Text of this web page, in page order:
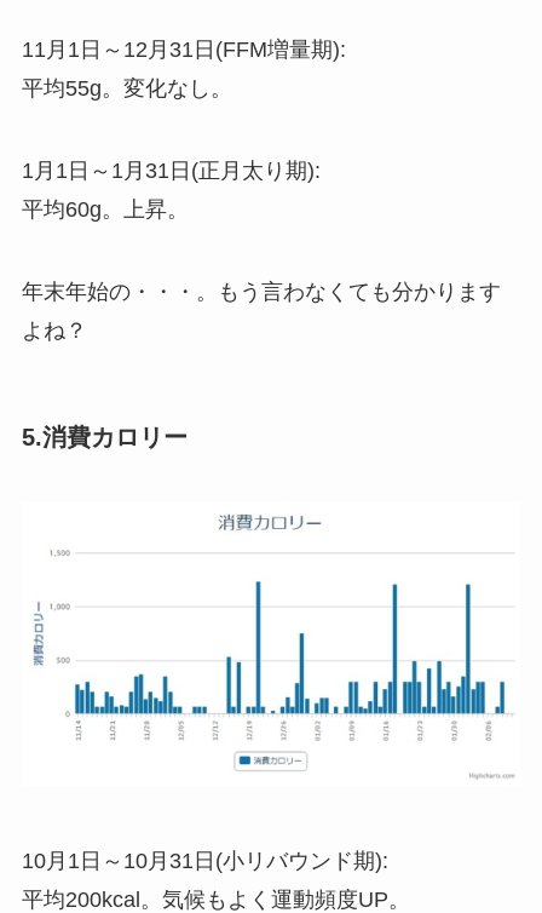
11月1日～12月31日(FFM増量期):
平均55g。変化なし。
1月1日～1月31日(正月太り期):
平均60g。上昇。
年末年始の・・・。もう言わなくても分かります
よね？
5.消費カロリー
10月1日～10月31日(小リバウンド期):
平均200kcal。気候もよく運動頻度UP。